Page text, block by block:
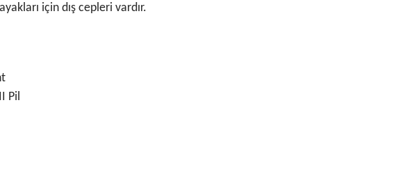
için dış cepleri vardır.
Pil